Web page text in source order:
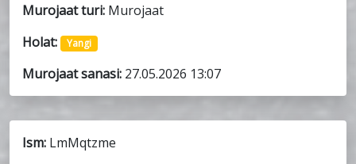
Murojaat turi: Murojaat
Holat:
Yangi
Murojaat sanasi: 27.05.2026 13:07
Ism: LmMqtzme